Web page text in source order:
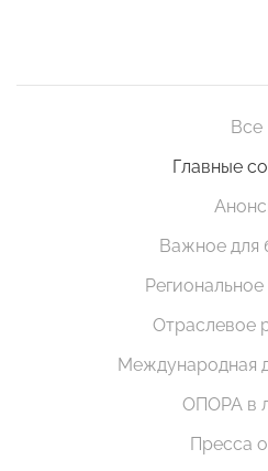
Все
Главные
Важное для
Отраслевое
Международная
ОПОРА в
Пресса